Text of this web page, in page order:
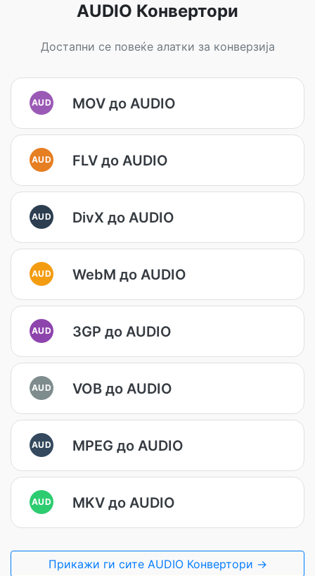
AUDIO Конвертори
Достапни се повеќе алатки за конверзија
AUD MOV до AUDIO
AUD FLV до AUDIO
AUD DivX до AUDIO
AUD WebM до AUDIO
AUD 3GP до AUDIO
AUD VOB до AUDIO
AUD MPEG до AUDIO
AUD MKV до AUDIO
Прикажи ги сите AUDIO Конвертори →